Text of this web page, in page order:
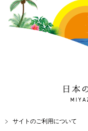
日本の
サイトのご利用について